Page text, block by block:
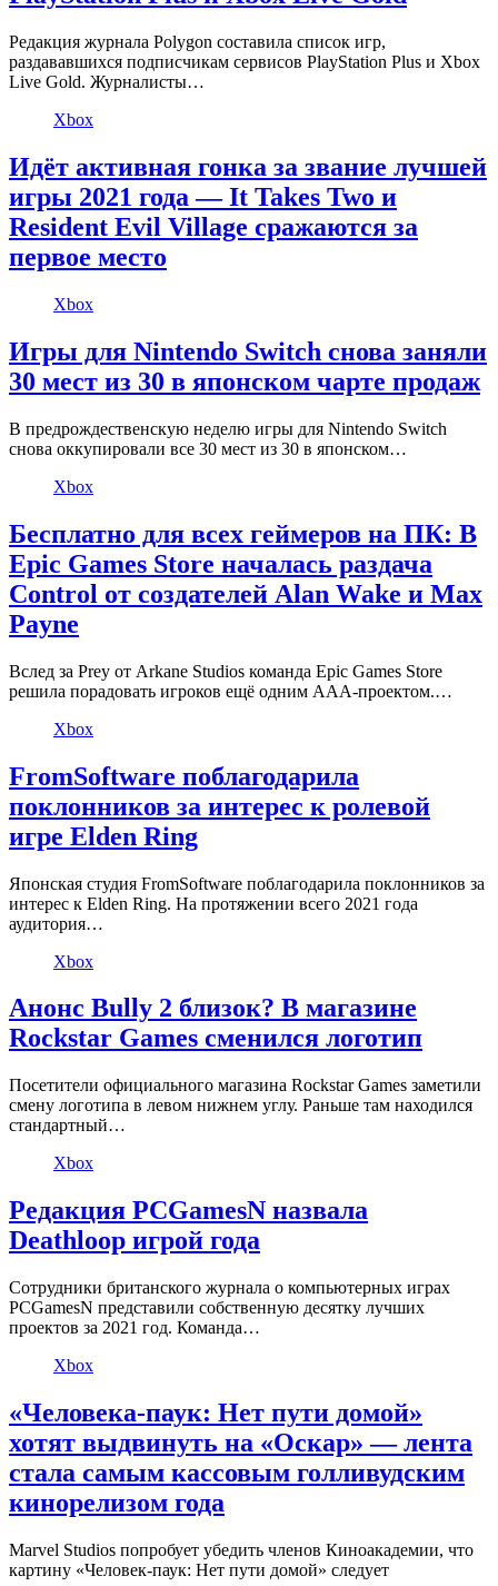
Редакция журнала Polygon составила список игр,
раздававшихся подписчикам сервисов PlayStation Plus и Xbox
Live Gold. Журналисты…
Xbox
Идёт активная гонка за звание лучшей
игры 2021 года — It Takes Two и
Resident Evil Village сражаются за
первое место
Xbox
Игры для Nintendo Switch снова заняли
30 мест из 30 в японском чарте продаж
В предрождественскую неделю игры для Nintendo Switch
снова оккупировали все 30 мест из 30 в японском…
Xbox
Бесплатно для всех геймеров на ПК: В
Epic Games Store началась раздача
Control от создателей Alan Wake и Max
Payne
Вслед за Prey от Arkane Studios команда Epic Games Store
решила порадовать игроков ещё одним AAA-проектом.…
Xbox
FromSoftware поблагодарила
поклонников за интерес к ролевой
игре Elden Ring
Японская студия FromSoftware поблагодарила поклонников за
интерес к Elden Ring. На протяжении всего 2021 года
аудитория…
Xbox
Анонс Bully 2 близок? В магазине
Rockstar Games сменился логотип
Посетители официального магазина Rockstar Games заметили
смену логотипа в левом нижнем углу. Раньше там находился
стандартный…
Xbox
Редакция PCGamesN назвала
Deathloop игрой года
Сотрудники британского журнала о компьютерных играх
PCGamesN представили собственную десятку лучших
проектов за 2021 год. Команда…
Xbox
«Человека-паук: Нет пути домой»
хотят выдвинуть на «Оскар» — лента
стала самым кассовым голливудским
кинорелизом года
Marvel Studios попробует убедить членов Киноакадемии, что
картину «Человек-паук: Нет пути домой» следует